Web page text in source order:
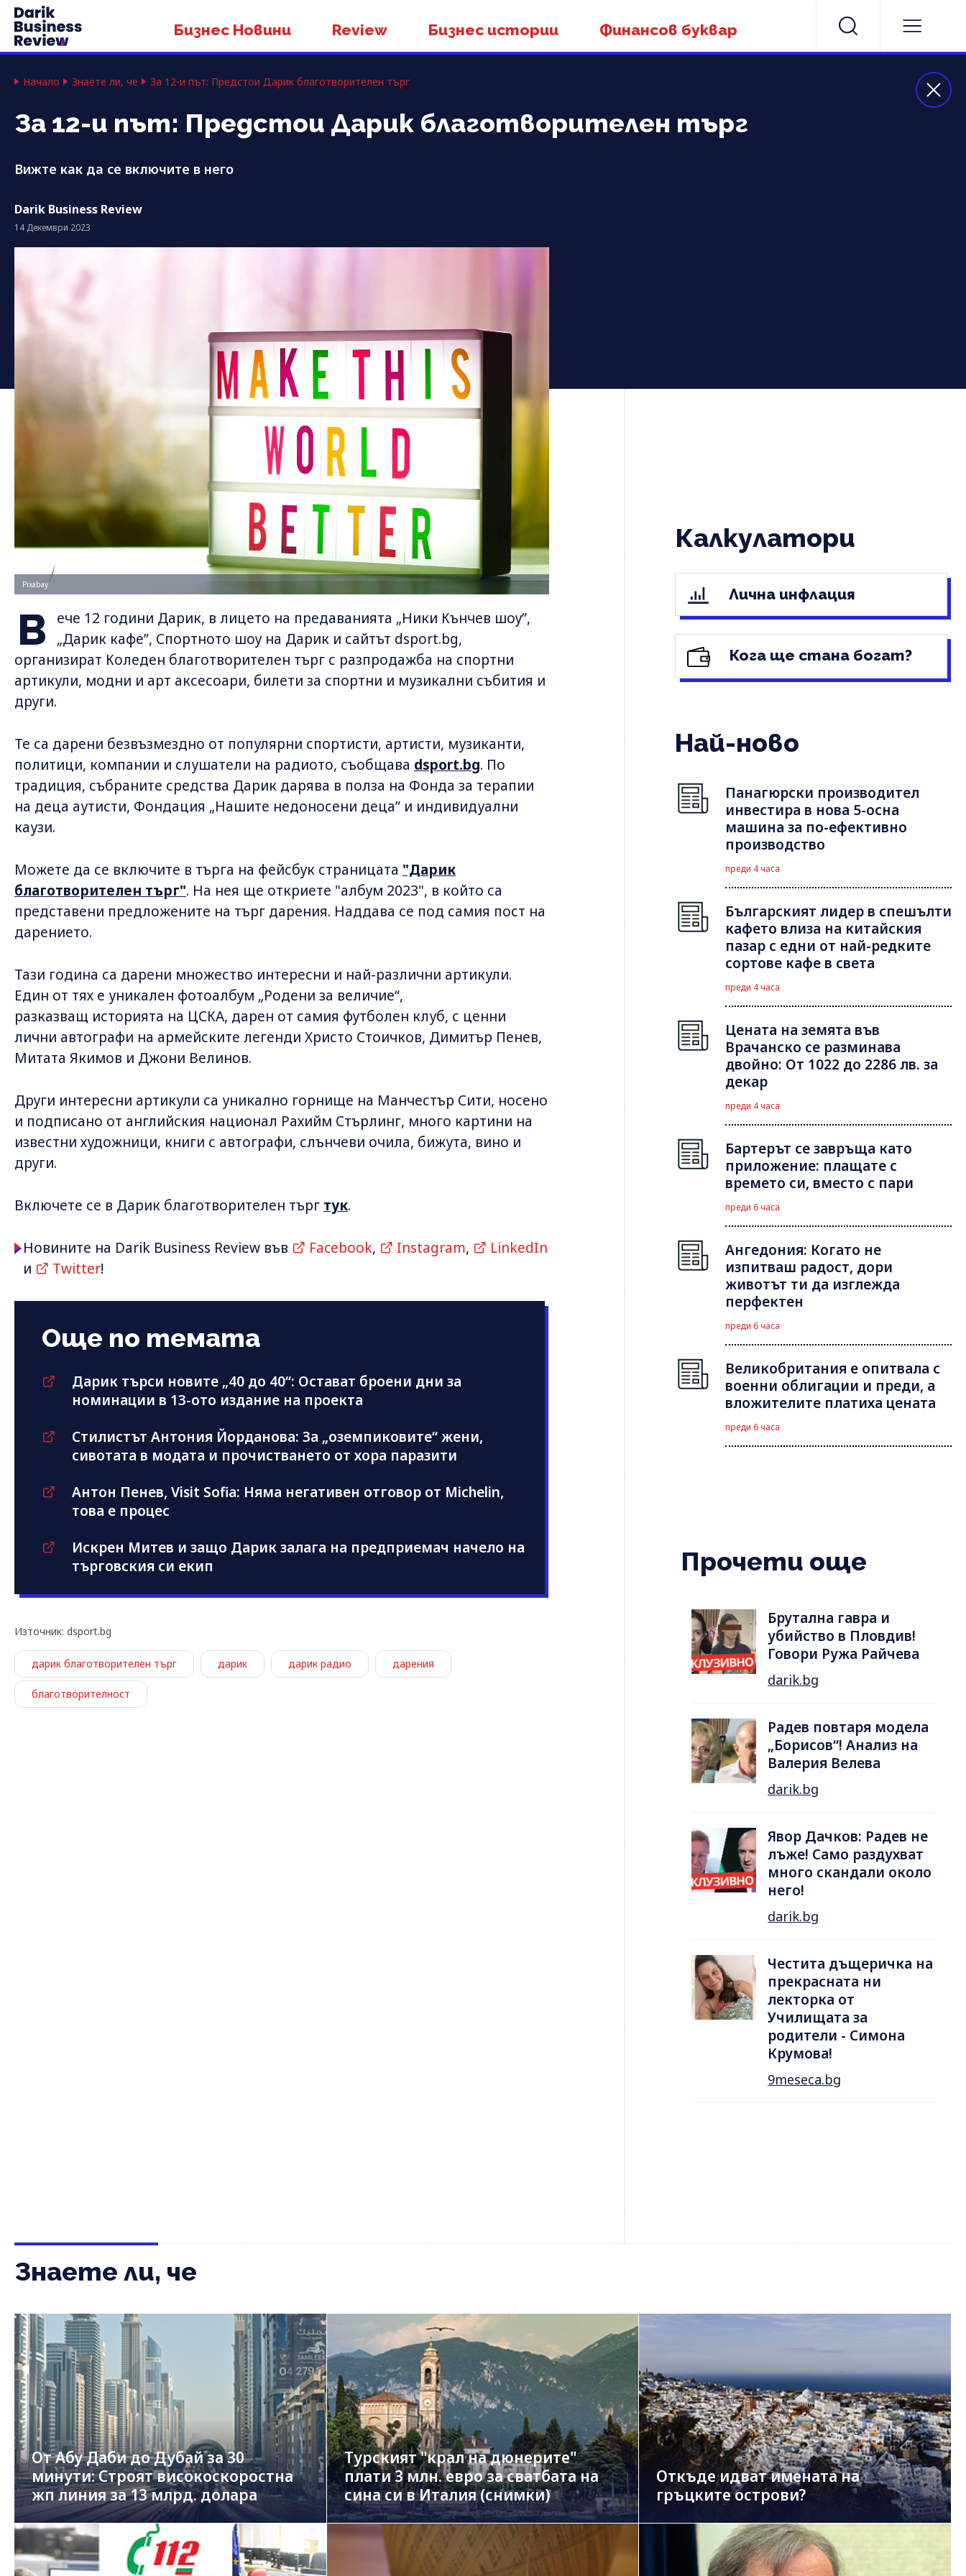
Бизнес Новини Review Бизнес истории Финансов буквар
Начало Знаете ли, че За 12-и път: Предстои Дарик благотворителен търг
За 12-и път: Предстои Дарик благотворителен търг
Вижте как да се включите в него
Darik Business Review
14 Декември 2023
Pixabay
В
ече 12 години Дарик, в лицето на предаванията „Ники Кънчев шоу”,
„Дарик кафе”, Спортното шоу на Дарик и сайтът dsport.bg,
организират Коледен благотворителен търг с разпродажба на спортни
артикули, модни и арт аксесоари, билети за спортни и музикални събития и
други.
Те са дарени безвъзмездно от популярни спортисти, артисти, музиканти,
политици, компании и слушатели на радиото, съобщава dsport.bg. По
традиция, събраните средства Дарик дарява в полза на Фонда за терапии
на деца аутисти, Фондация „Нашите недоносени деца” и индивидуални
каузи.
Можете да се включите в търга на фейсбук страницата "Дарик
благотворителен търг". На нея ще откриете "албум 2023", в който са
представени предложените на търг дарения. Наддава се под самия пост на
дарението.
Тази година са дарени множество интересни и най-различни артикули.
Един от тях е уникален фотоалбум „Родени за величие“,
разказващ историята на ЦСКА, дарен от самия футболен клуб, с ценни
лични автографи на армейските легенди Христо Стоичков, Димитър Пенев,
Митата Якимов и Джони Велинов.
Други интересни артикули са уникално горнище на Манчестър Сити, носено
и подписано от английския национал Рахийм Стърлинг, много картини на
известни художници, книги с автографи, слънчеви очила, бижута, вино и
други.
Включете се в Дарик благотворителен търг тук.
Новините на Darik Business Review във Facebook, Instagram,
LinkedIn
и
Twitter!
Още по темата
Дарик търси новите „40 до 40“: Остават броени дни за
номинации в 13-ото издание на проекта
Стилистът Антония Йорданова: За „оземпиковите“ жени,
сивотата в модата и прочистването от хора паразити
Антон Пенев, Visit Sofia: Няма негативен отговор от Michelin,
това е процес
Искрен Митев и защо Дарик залага на предприемач начело на
търговския си екип
Източник: dsport.bg
дарик благотворителен търг дарик дарик радио дарения
благотворителност
Калкулатори
Лична инфлация
Кога ще стана богат?
Най-ново
Панагюрски производител
инвестира в нова 5-осна
машина за по-ефективно
производство
преди 4 часа
Българският лидер в спешълти
кафето влиза на китайския
пазар с едни от най-редките
сортове кафе в света
преди 4 часа
Цената на земята във
Врачанско се разминава
двойно: От 1022 до 2286 лв. за
декар
преди 4 часа
Бартерът се завръща като
приложение: плащате с
времето си, вместо с пари
преди 6 часа
Ангедония: Когато не
изпитваш радост, дори
животът ти да изглежда
перфектен
преди 6 часа
Великобритания е опитвала с
военни облигации и преди, а
вложителите платиха цената
преди 6 часа
Прочети още
Брутална гавра и
убийство в Пловдив!
Говори Ружа Райчева
darik.bg
Радев повтаря модела
„Борисов“! Анализ на
Валерия Велева
darik.bg
Явор Дачков: Радев не
лъже! Само раздухват
много скандали около
него!
darik.bg
Честита дъщеричка на
прекрасната ни
лекторка от
Училищата за
родители - Симона
Крумова!
9meseca.bg
Знаете ли, че
От Абу Даби до Дубай за 30
минути: Строят високоскоростна
жп линия за 13 млрд. долара
Турският "крал на дюнерите"
плати 3 млн. евро за сватбата на
сина си в Италия (снимки)
Откъде идват имената на
гръцките острови?